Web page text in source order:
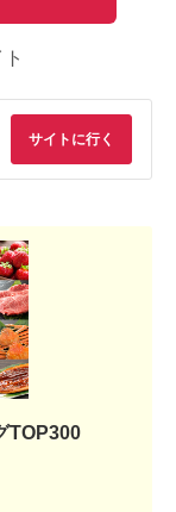
サイトに行く
TOP300